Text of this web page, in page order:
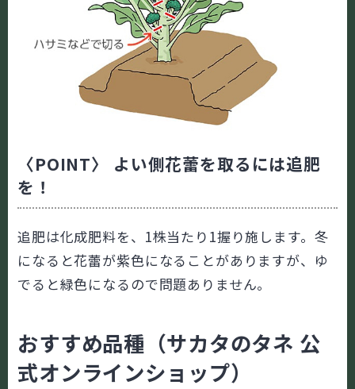
〈POINT〉 よい側花蕾を取るには追肥
を！
追肥は化成肥料を、1株当たり1握り施します。冬
になると花蕾が紫色になることがありますが、ゆ
でると緑色になるので問題ありません。
おすすめ品種（サカタのタネ 公
式オンラインショップ）